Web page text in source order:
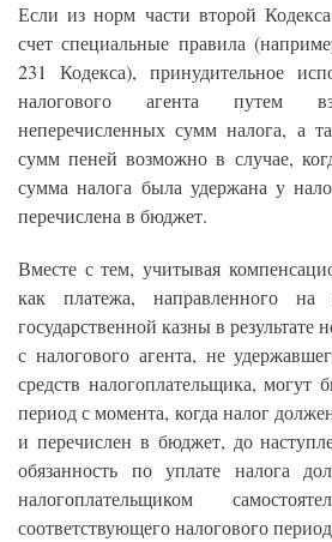
Если из норм части второй
счет специальные правила
231 Кодекса), принудительное
налогового агента путем
неперечисленных сумм налога, а
сумм пеней возможно в случае,
сумма налога была удержана у
перечислена в бюджет.
Вместе с тем, учитывая
как платежа, направленного на
государственной казны в результате
с налогового агента, не
средств налогоплательщика, могут
период с момента, когда налог
и перечислен в бюджет, до
обязанность по уплате налога
налогоплательщиком
соответствующего налогового